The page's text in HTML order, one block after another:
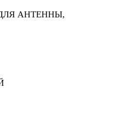
АНТЕННЫ,